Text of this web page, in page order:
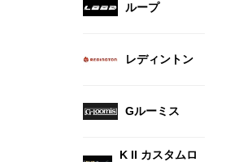
ループ
レディントン
Gルーミス
K II カスタムロ